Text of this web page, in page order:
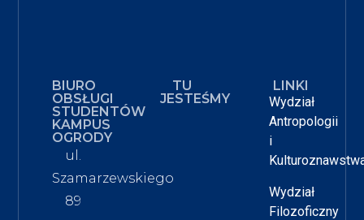
BIURO
OBSŁUGI
STUDENTÓW
KAMPUS
OGRODY
ul.
Szamarzewskiego
89
TU
JESTEŚMY
LINKI
Wydział
Antropologii
i
Wydział
Filozoficzny